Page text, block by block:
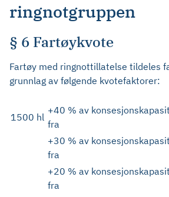
ringnotgruppen
§ 6 Fartøykvote
Fartøy med ringnottillatelse tildeles
grunnlag av følgende kvotefaktorer:
1500 hl
+40 % av
fra
+30 % av
fra
+20 % av
fra